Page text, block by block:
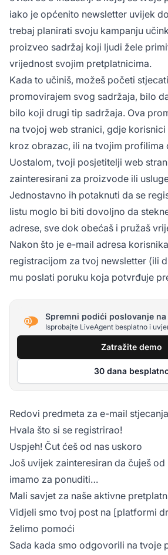
iako je općenito newsletter uvijek
trebaj planirati svoju kampanju
proizveo sadržaj koji ljudi žele
vrijednost svojim pretplatnicima.
Kada to učiniš, možeš početi
promovirajem svog sadržaja, bilo
bilo koji drugi tip sadržaja. Ova
na tvojoj web stranici, gdje
kroz obrazac, ili na tvojim profilima
Uostalom, tvoji posjetitelji web
zainteresirani za proizvode ili
Jednostavno ih potaknuti da se
listu moglo bi biti dovoljno da
adrese, sve dok obećaš i pružaš
Nakon što je e-mail adresa
registracijom za tvoj newsletter (ili
mu poslati poruku koja potvrđuje
Spremni podići poslovanje
Isprobajte LiveAgent besplatno i
Zatražite demo
30 dana
Redovi predmeta za e-mail
Hvala što si se registrirao!
Uspjeh! Čut ćeš od nas uskoro
Još uvijek zainteresiran da čuješ od
imamo za ponuditi…
Mali savjet za naše aktivne
Vidjeli smo tvoj post na [platformi
želimo pomoći
Sada kada smo odgovorili na tvoje